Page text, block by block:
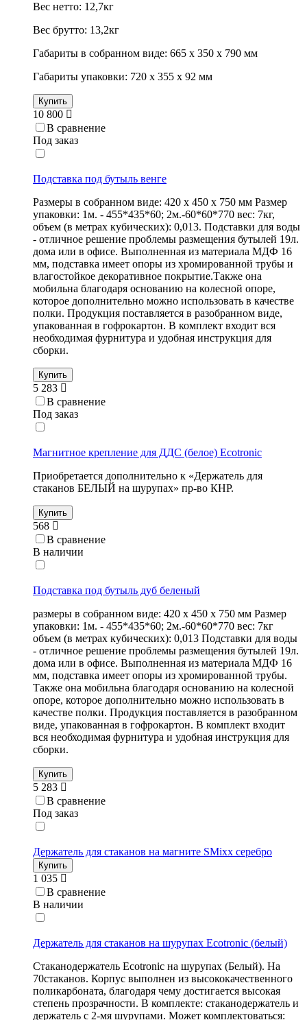
Вес нетто: 12,7кг
Вес брутто: 13,2кг
Габариты в собранном виде: 665 х 350 х 790 мм
Габариты упаковки: 720 х 355 х 92 мм
Купить
10 800
В сравнение
Под заказ
Подставка под бутыль венге
Размеры в собранном виде: 420 х 450 х 750 мм Размер
упаковки: 1м. - 455*435*60; 2м.-60*60*770 вес: 7кг,
объем (в метрах кубических): 0,013. Подставки для воды
- отличное решение проблемы размещения бутылей 19л.
дома или в офисе. Выполненная из материала МДФ 16
мм, подставка имеет опоры из хромированной трубы и
влагостойкое декоративное покрытие.Также она
мобильна благодаря основанию на колесной опоре,
которое дополнительно можно использовать в качестве
полки. Продукция поставляется в разобранном виде,
упакованная в гофрокартон. В комплект входит вся
необходимая фурнитура и удобная инструкция для
сборки.
Купить
5 283
В сравнение
Под заказ
Магнитное крепление для ДДС (белое) Ecotronic
Приобретается дополнительно к «Держатель для
стаканов БЕЛЫЙ на шурупах» пр-во КНР.
Купить
568
В сравнение
В наличии
Подставка под бутыль дуб беленый
размеры в собранном виде: 420 х 450 х 750 мм Размер
упаковки: 1м. - 455*435*60; 2м.-60*60*770 вес: 7кг
объем (в метрах кубических): 0,013 Подставки для воды
- отличное решение проблемы размещения бутылей 19л.
дома или в офисе. Выполненная из материала МДФ 16
мм, подставка имеет опоры из хромированной трубы.
Также она мобильна благодаря основанию на колесной
опоре, которое дополнительно можно использовать в
качестве полки. Продукция поставляется в разобранном
виде, упакованная в гофрокартон. В комплект входит
вся необходимая фурнитура и удобная инструкция для
сборки.
Купить
5 283
В сравнение
Под заказ
Держатель для стаканов на магните SMixx серебро
Купить
1 035
В сравнение
В наличии
Держатель для стаканов на шурупах Ecotronic (белый)
Стаканодержатель Ecotronic на шурупах (Белый). На
70стаканов. Корпус выполнен из высококачественного
поликарбоната, благодаря чему достигается высокая
степень прозрачности. В комплекте: стаканодержатель и
держатель с 2-мя шурупами. Может комплектоваться: